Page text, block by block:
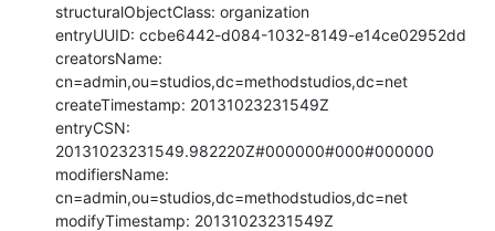
structuralObjectClass: organization
entryUUID: ccbe6442-d084-1032-8149-e14ce02952dd
creatorsName:
cn=admin,ou=studios,dc=methodstudios,dc=net
createTimestamp: 20131023231549Z
entryCSN:
20131023231549.982220Z#000000#000#000000
modifiersName:
cn=admin,ou=studios,dc=methodstudios,dc=net
modifyTimestamp: 20131023231549Z